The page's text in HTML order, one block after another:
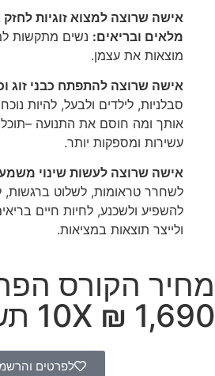
אישה שרוצה למצוא זוגיות
מלאים ובריאים: נשים מתקשות
מוצאות את עצמן.
אישה שרוצה להתפתח כבני זוג
סבלניות, לילדים ולבעל, להיות
אותך ומה חוסם את התנועה
עשירות ומספקות יותר.
אישה שרוצה לעשות שינוי
לשחרר טראומות, לשלוט ברגשות,
להשפיע ולשכנע, לחיות חיים
ולייצר תוצאות במציאות.
מחיר הקורס
1,690 ₪ 10X תש'
לפרטים